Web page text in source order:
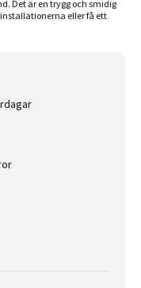
Det är en trygg och smidig
eller få ett